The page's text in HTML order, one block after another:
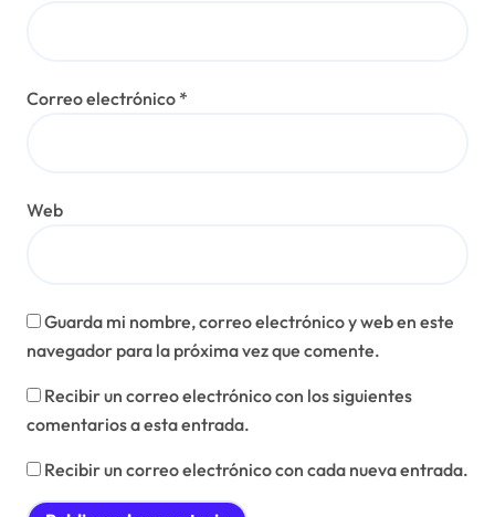
Correo electrónico *
Web
Guarda mi nombre, correo electrónico y web en este
navegador para la próxima vez que comente.
Recibir un correo electrónico con los siguientes
comentarios a esta entrada.
Recibir un correo electrónico con cada nueva entrada.